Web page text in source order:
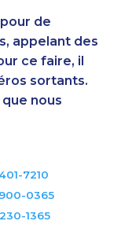
de
appelant des
ce faire, il
sortants.
nous
7210
0365
1365